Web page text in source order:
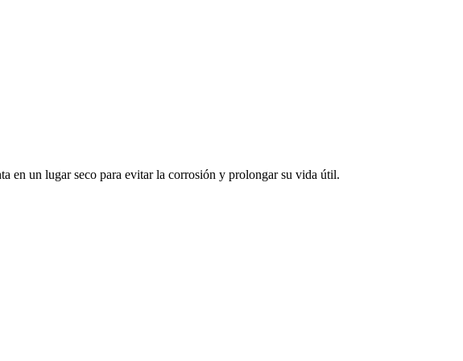
en un lugar seco para evitar la corrosión y prolongar su vida útil.